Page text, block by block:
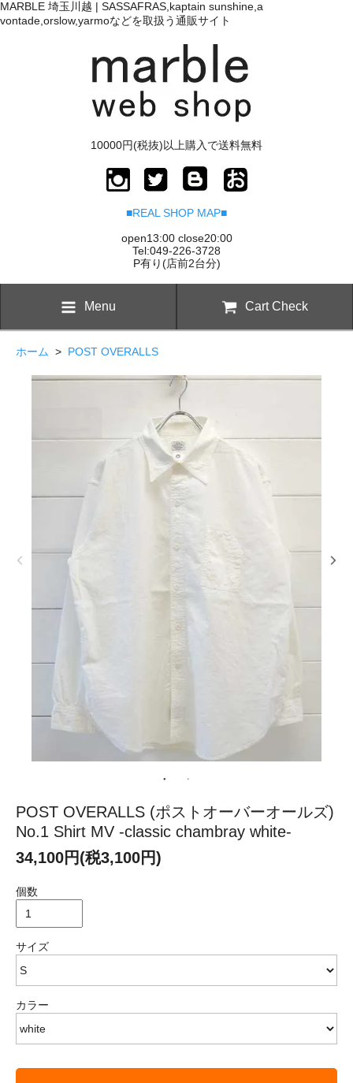
MARBLE 埼玉川越 | SASSAFRAS,kaptain sunshine,a
vontade,orslow,yarmoなどを取扱う通販サイト
10000円(税抜)以上購入で送料無料
■REAL SHOP MAP■
open13:00 close20:00
Tel:049-226-3728
P有り(店前2台分)
Menu Cart Check
ホーム > POST OVERALLS
POST OVERALLS (ポストオーバーオールズ)
No.1 Shirt MV -classic chambray white-
34,100円(税3,100円)
個数
サイズ
カラー